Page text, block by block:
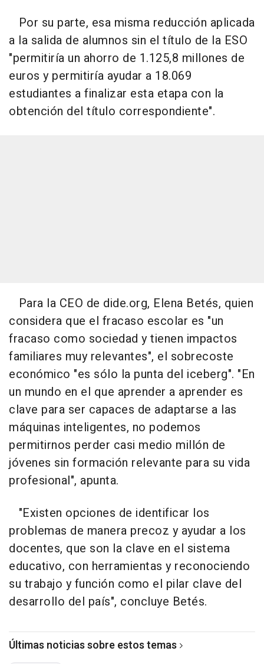
Por su parte, esa misma reducción aplicada
a la salida de alumnos sin el título de la ESO
"permitiría un ahorro de 1.125,8 millones de
euros y permitiría ayudar a 18.069
estudiantes a finalizar esta etapa con la
obtención del título correspondiente".
Para la CEO de dide.org, Elena Betés, quien
considera que el fracaso escolar es "un
fracaso como sociedad y tienen impactos
familiares muy relevantes", el sobrecoste
económico "es sólo la punta del iceberg". "En
un mundo en el que aprender a aprender es
clave para ser capaces de adaptarse a las
máquinas inteligentes, no podemos
permitirnos perder casi medio millón de
jóvenes sin formación relevante para su vida
profesional", apunta.
"Existen opciones de identificar los
problemas de manera precoz y ayudar a los
docentes, que son la clave en el sistema
educativo, con herramientas y reconociendo
su trabajo y función como el pilar clave del
desarrollo del país", concluye Betés.
Últimas noticias sobre estos temas